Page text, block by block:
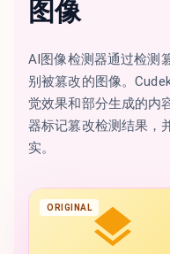
ORIGINAL
图像
AI图像检测器通过检测
别被篡改的图像。
觉效果和部分生成的内
器标记篡改检测结果，
实。